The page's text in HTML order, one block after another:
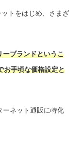
トをはじめ、さまざ
ーブランドというこ
お手頃な価格設定と
ーネット通販に特化